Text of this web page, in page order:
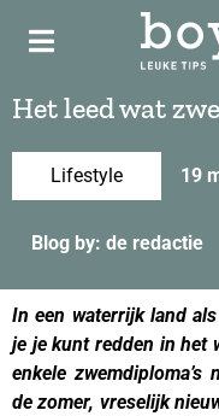
Het leed wat
Lifestyle 19
Blog by: de redactie
In een waterrijk land
je je kunt redden in het
enkele
de zomer, vreselijk